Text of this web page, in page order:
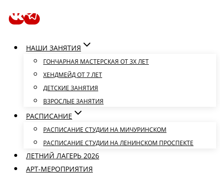
НАШИ ЗАНЯТИЯ
ГОНЧАРНАЯ МАСТЕРСКАЯ ОТ 3Х ЛЕТ
ХЕНДМЕЙД ОТ 7 ЛЕТ
ДЕТСКИЕ ЗАНЯТИЯ
ВЗРОСЛЫЕ ЗАНЯТИЯ
РАСПИСАНИЕ
РАСПИСАНИЕ СТУДИИ НА МИЧУРИНСКОМ
РАСПИСАНИЕ СТУДИИ НА ЛЕНИНСКОМ ПРОСПЕКТЕ
ЛЕТНИЙ ЛАГЕРЬ 2026
АРТ-МЕРОПРИЯТИЯ